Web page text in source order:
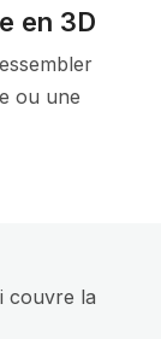
en 3D
ou une
couvre la